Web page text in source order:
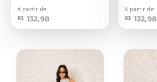
A partir de:
R$ 132,98
A partir de:
R$ 132,98